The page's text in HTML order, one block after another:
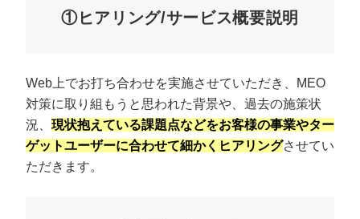
①ヒアリング/サービス概要説明
Web上でお打ち合わせを実施させていただき、MEO
対策に取り組もうと思われた背景や、過去の施策状
況、 現状抱えている課題点などをお客様の事業やター
ゲットユーザーに合わせて細かくヒアリングさせてい
ただきます。